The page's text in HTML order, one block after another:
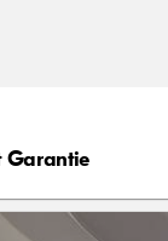
Garantie